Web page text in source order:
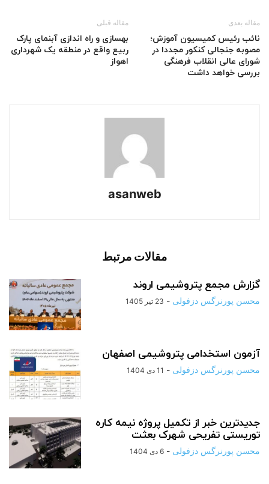
مقاله قبلی
بهسازی و راه اندازی آبنمای پارک
ربیع واقع در منطقه یک شهرداری
اهواز
مقاله بعدی
نائب رئیس کمیسیون آموزش؛
مصوبه جنجالی کنکور مجددا در
شورای عالی انقلاب فرهنگی
بررسی خواهد داشت
asanweb
مقالات مرتبط
گزارش مجمع پتروشیمی اروند
محسن پورنرگس دزفولی - 23 تیر 1405
آزمون استخدامی پتروشیمی اصفهان
محسن پورنرگس دزفولی - 11 دی 1404
جدیدترین خبر از تکمیل پروژه نیمه کاره
توریستی تفریحی شهرک بعثت
محسن پورنرگس دزفولی - 6 دی 1404